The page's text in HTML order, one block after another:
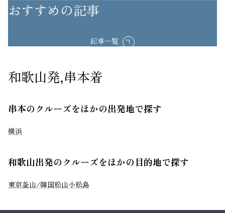
おすすめの記事
記事一覧
和歌山発,串本着
串本のクルーズをほかの出発地で探す
横浜
和歌山出発のクルーズをほかの目的地で探す
東京釜山/韓国松山小松島